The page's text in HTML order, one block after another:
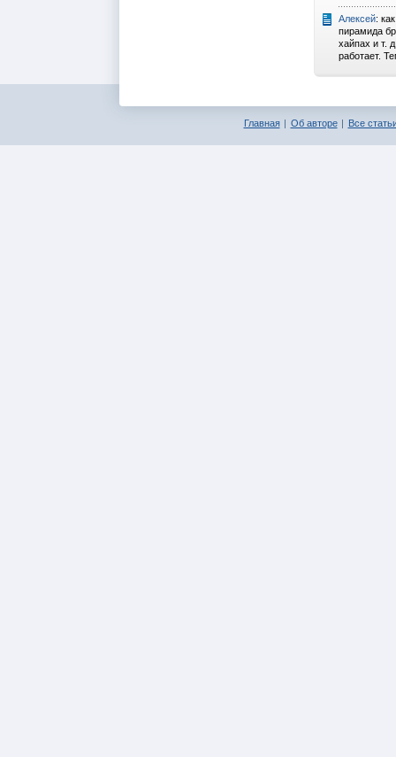
Алексей:
пирамида
хайпах и т.
работает.
Главная Об авторе Все